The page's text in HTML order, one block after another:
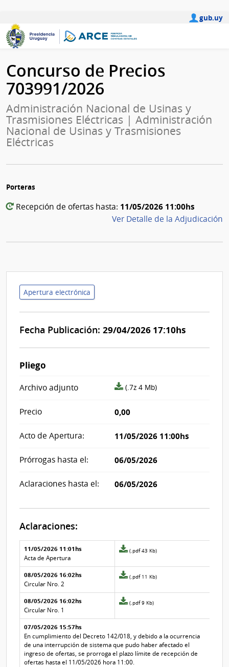
gub.uy
Concurso de Precios
703991/2026
Administración Nacional de Usinas y
Trasmisiones Eléctricas | Administración
Nacional de Usinas y Trasmisiones
Eléctricas
Porteras
Recepción de ofertas hasta: 11/05/2026 11:00hs
Ver Detalle de la Adjudicación
Apertura electrónica
Fecha Publicación: 29/04/2026 17:10hs
Pliego
Archivo adjunto
archivo
(.7z 4 Mb)
Precio 0,00
Acto de Apertura: 11/05/2026 11:00hs
Prórrogas hasta el: 06/05/2026
Aclaraciones hasta el: 06/05/2026
Aclaraciones:
Aclaraciones del llamado
Fecha y
texto de
la
aclaración
Archivo
de la
aclaración
11/05/2026 11:01hs
Acta de Apertura
Archivo
de
la
Nº
3
(.pdf 43 Kb)
08/05/2026 16:02hs
Circular Nro. 2
Archivo
de
la
Nº
(.pdf 11 Kb)
08/05/2026 16:02hs
Circular Nro. 1
Archivo
de
aclaración
Nº
1
(.pdf 9 Kb)
07/05/2026 15:57hs
En cumplimiento del Decreto 142/018, y debido a la ocurrencia
de una interrupción de sistema que pudo haber afectado el
ingreso de ofertas, se prorroga el plazo límite de recepción de
ofertas hasta el 11/05/2026 hora 11:00.